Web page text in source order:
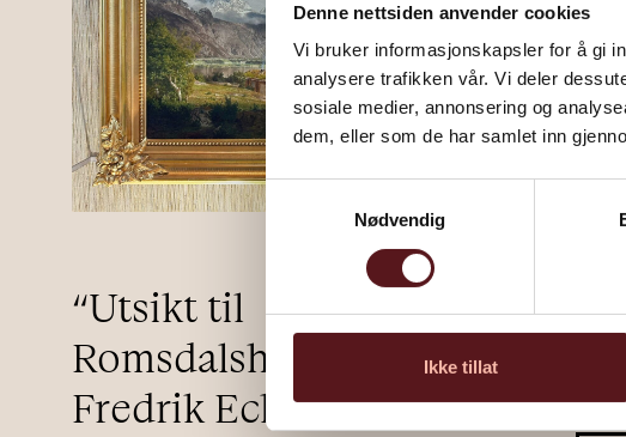
Denne nettsiden anvender cookies
Vi bruker informasjonskapsler for å gi
analysere trafikken vår. Vi deler
sosiale medier, annonsering og
dem, eller som de har samlet inn
Samtykkevalg
Nødvendig
Ikke tillat
“Utsikt til
Romsdalshorn” av Johan
Fredrik Eckersberg